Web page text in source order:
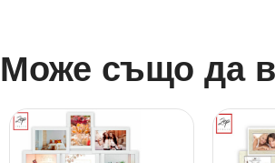
Може също да